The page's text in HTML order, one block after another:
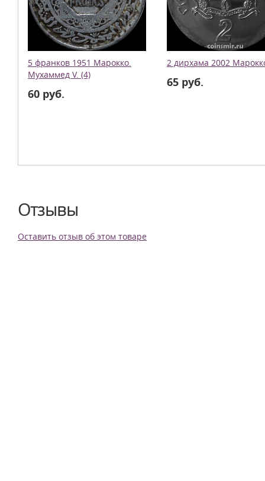
5 франков 1951 Марокко.
Мухаммед V. (4)
60 руб.
2 дирхама 2002
65 руб.
Отзывы
Оставить отзыв об этом товаре